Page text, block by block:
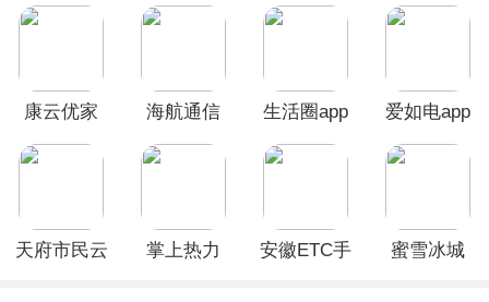
康云优家
海航通信
生活圈app 爱如电app
天府市民云
掌上热力
安徽ETC手
蜜雪冰城